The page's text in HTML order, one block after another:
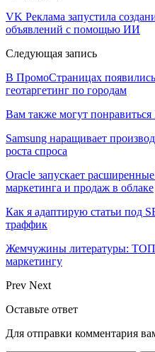
VK Реклама запустила
объявлений с помощью ИИ
Следующая запись
В ПромоСтраницах
геотаргетинг по городам
Вам также могут понравиться
Samsung наращивает
роста спроса
Oracle запускает
маркетинга и продаж в облаке
Как я адаптирую статьи под
траффик
Жемчужины литературы: ТОП
маркетингу
Prev Next
Оставьте ответ
Для отправки комментария